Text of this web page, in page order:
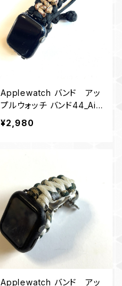
Applewatch バンド アッ
プルウォッチ バンド44_Airfl
owCombat_デザートカモ
¥2,980
Applewatch バンド アッ